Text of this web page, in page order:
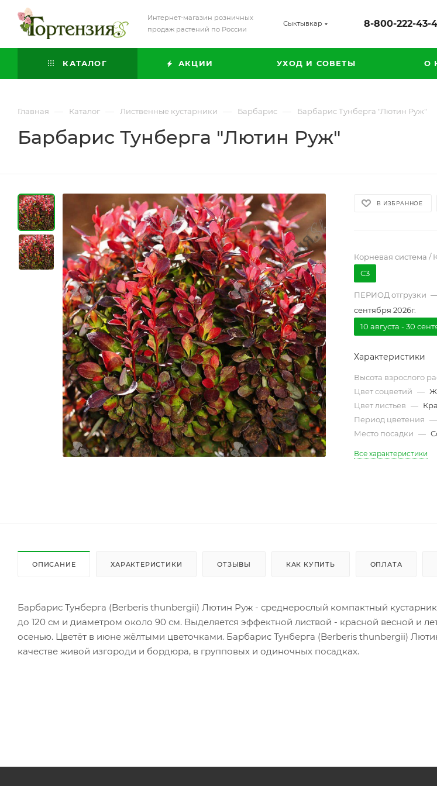
Интернет-магазин розничных
продаж растений по России
Сыктывкар 8-800-222-43-
КАТАЛОГ АКЦИИ УХОД И СОВЕТЫ О
Главная — Каталог — Лиственные кустарники — Барбарис — Барбарис Тунберга "Лютин Руж"
Барбарис Тунберга "Лютин Руж"
В ИЗБРАННОЕ
Корневая система /
С3
ПЕРИОД отгрузки
сентября 2026г.
10 августа - 30
Характеристики
Высота взрослого
Цвет соцветий —
Цвет листьев —
Период цветения —
Место посадки —
Все характеристики
ОПИСАНИЕ ХАРАКТЕРИСТИКИ ОТЗЫВЫ КАК КУПИТЬ ОПЛАТА
Барбарис Тунберга (Berberis thunbergii) Лютин Руж - среднерослый компактный
до 120 см и диаметром около 90 см. Выделяется эффектной листвой - красной весной и
осенью. Цветёт в июне жёлтыми цветочками. Барбарис Тунберга (Berberis thunbergii)
качестве живой изгороди и бордюра, в групповых и одиночных посадках.